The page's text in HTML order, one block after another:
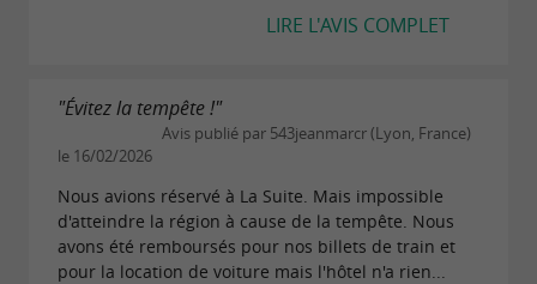
LIRE L'AVIS COMPLET
"Évitez la tempête !"
Avis publié par 543jeanmarcr (Lyon, France)
le 16/02/2026
Nous avions réservé à La Suite. Mais impossible
d'atteindre la région à cause de la tempête. Nous
avons été remboursés pour nos billets de train et
pour la location de voiture mais l'hôtel n'a rien...